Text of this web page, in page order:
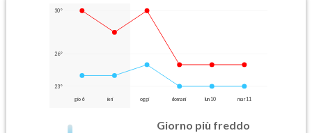
30°
26°
23°
gio 6 ieri oggi domani lun 10 mar 11
Giorno più freddo